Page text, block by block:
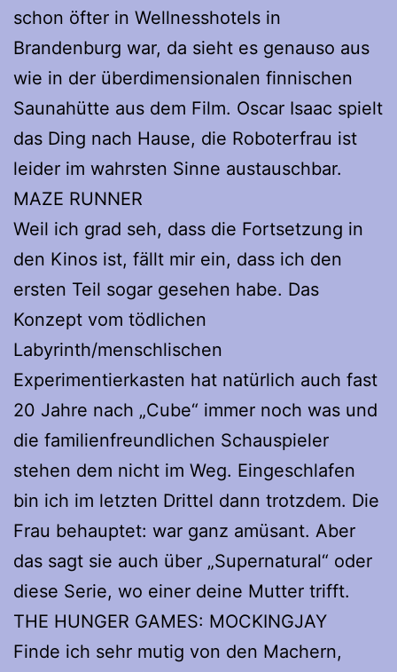
schon öfter in Wellnesshotels in
Brandenburg war, da sieht es genauso aus
wie in der überdimensionalen finnischen
Saunahütte aus dem Film. Oscar Isaac spielt
das Ding nach Hause, die Roboterfrau ist
leider im wahrsten Sinne austauschbar.
MAZE RUNNER
Weil ich grad seh, dass die Fortsetzung in
den Kinos ist, fällt mir ein, dass ich den
ersten Teil sogar gesehen habe. Das
Konzept vom tödlichen
Labyrinth/menschlischen
Experimentierkasten hat natürlich auch fast
20 Jahre nach „Cube“ immer noch was und
die familienfreundlichen Schauspieler
stehen dem nicht im Weg. Eingeschlafen
bin ich im letzten Drittel dann trotzdem. Die
Frau behauptet: war ganz amüsant. Aber
das sagt sie auch über „Supernatural“ oder
diese Serie, wo einer deine Mutter trifft.
THE HUNGER GAMES: MOCKINGJAY
Finde ich sehr mutig von den Machern,